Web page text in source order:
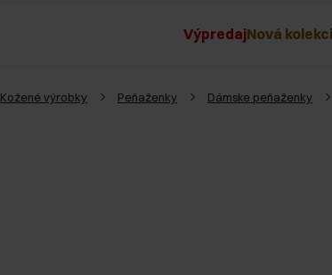
VýpredajNová
Kožené výrobky Peňaženky Dámske peňaženky